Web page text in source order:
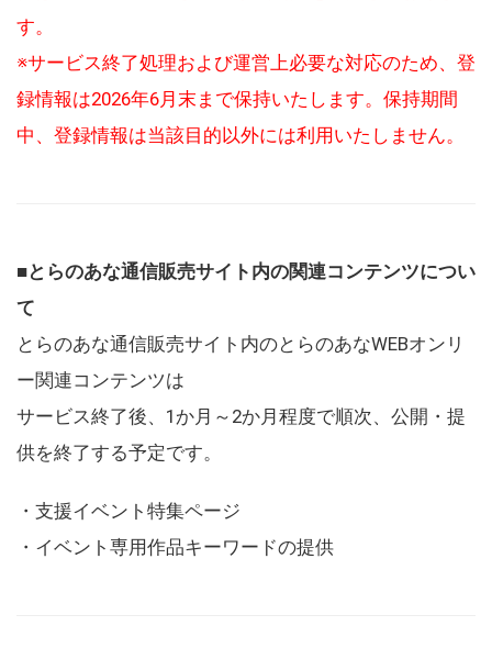
す。
※サービス終了処理および運営上必要な対応のため、登
録情報は2026年6月末まで保持いたします。保持期間
中、登録情報は当該目的以外には利用いたしません。
■とらのあな通信販売サイト内の関連コンテンツについ
て
とらのあな通信販売サイト内のとらのあなWEBオンリ
ー関連コンテンツは
サービス終了後、1か月～2か月程度で順次、公開・提
供を終了する予定です。
・支援イベント特集ページ
・イベント専用作品キーワードの提供